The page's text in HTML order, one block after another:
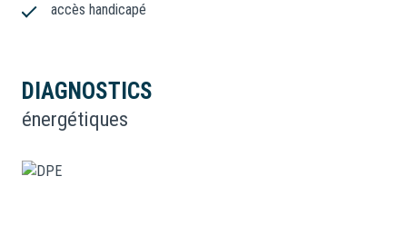
accès handicapé
DIAGNOSTICS
énergétiques